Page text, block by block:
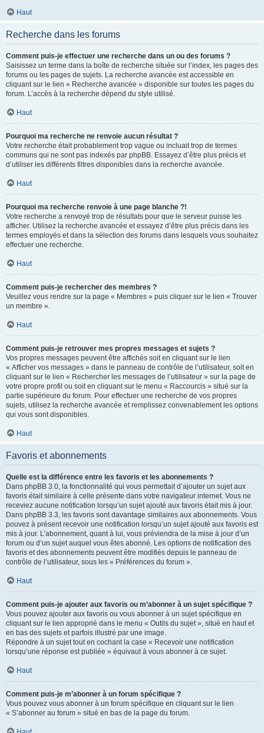
Haut
Recherche dans les forums
Comment puis-je effectuer une recherche dans un ou des forums ?
Saisissez un terme dans la boîte de recherche située sur l’index, les pages des
forums ou les pages de sujets. La recherche avancée est accessible en
cliquant sur le lien « Recherche avancée » disponible sur toutes les pages du
forum. L’accès à la recherche dépend du style utilisé.
Haut
Pourquoi ma recherche ne renvoie aucun résultat ?
Votre recherche était probablement trop vague ou incluait trop de termes
communs qui ne sont pas indexés par phpBB. Essayez d’être plus précis et
d’utiliser les différents filtres disponibles dans la recherche avancée.
Haut
Pourquoi ma recherche renvoie à une page blanche ?!
Votre recherche a renvoyé trop de résultats pour que le serveur puisse les
afficher. Utilisez la recherche avancée et essayez d’être plus précis dans les
termes employés et dans la sélection des forums dans lesquels vous souhaitez
effectuer une recherche.
Haut
Comment puis-je rechercher des membres ?
Veuillez vous rendre sur la page « Membres » puis cliquer sur le lien « Trouver
un membre ».
Haut
Comment puis-je retrouver mes propres messages et sujets ?
Vos propres messages peuvent être affichés soit en cliquant sur le lien
« Afficher vos messages » dans le panneau de contrôle de l’utilisateur, soit en
cliquant sur le lien « Rechercher les messages de l’utilisateur » sur la page de
votre propre profil ou soit en cliquant sur le menu « Raccourcis » situé sur la
partie supérieure du forum. Pour effectuer une recherche de vos propres
sujets, utilisez la recherche avancée et remplissez convenablement les options
qui vous sont disponibles.
Haut
Favoris et abonnements
Quelle est la différence entre les favoris et les abonnements ?
Dans phpBB 3.0, la fonctionnalité qui vous permettait d’ajouter un sujet aux
favoris était similaire à celle présente dans votre navigateur internet. Vous ne
receviez aucune notification lorsqu’un sujet ajouté aux favoris était mis à jour.
Dans phpBB 3.3, les favoris sont davantage similaires aux abonnements. Vous
pouvez à présent recevoir une notification lorsqu’un sujet ajouté aux favoris est
mis à jour. L’abonnement, quant à lui, vous préviendra de la mise à jour d’un
forum ou d’un sujet auquel vous êtes abonné. Les options de notification des
favoris et des abonnements peuvent être modifiés depuis le panneau de
contrôle de l’utilisateur, sous les « Préférences du forum ».
Haut
Comment puis-je ajouter aux favoris ou m’abonner à un sujet spécifique ?
Vous pouvez ajouter aux favoris ou vous abonner à un sujet spécifique en
cliquant sur le lien approprié dans le menu « Outils du sujet », situé en haut et
en bas des sujets et parfois illustré par une image.
Répondre à un sujet tout en cochant la case « Recevoir une notification
lorsqu’une réponse est publiée » équivaut à vous abonner à ce sujet.
Haut
Comment puis-je m’abonner à un forum spécifique ?
Vous pouvez vous abonner à un forum spécifique en cliquant sur le lien
« S’abonner au forum » situé en bas de la page du forum.